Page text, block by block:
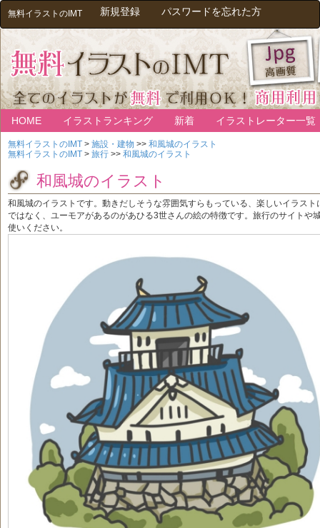
無料イラストのIMT 新規登録 パスワードを忘れた方
HOME イラストランキング 新着 イラストレーター一覧
無料イラストのIMT > 施設・建物 >> 和風城のイラスト
無料イラストのIMT > 旅行 >> 和風城のイラスト
和風城のイラスト
和風城のイラストです。動きだしそうな雰囲気すらもっている、楽しいイラス
ではなく、ユーモアがあるのがあひる3世さんの絵の特徴です。旅行のサイトや
使いください。